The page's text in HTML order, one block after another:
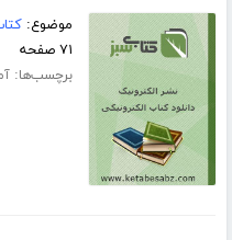
موضوع:
۷۱ صفحه
برچسب‌ها: